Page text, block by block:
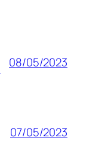
08/05/2023
07/05/2023